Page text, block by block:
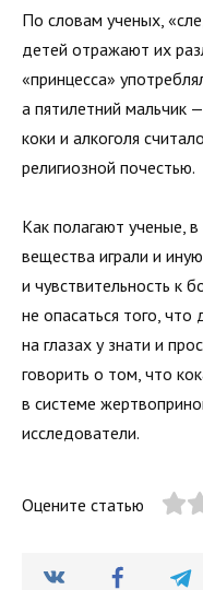
По словам ученых,
детей отражают их
«принцесса»
а пятилетний мальчик
коки и алкоголя
религиозной почестью.
Как полагают ученые,
вещества играли и
и чувствительность к
не опасаться того,
на глазах у знати и
говорить о том, что
в системе
исследователи.
Оцените статью